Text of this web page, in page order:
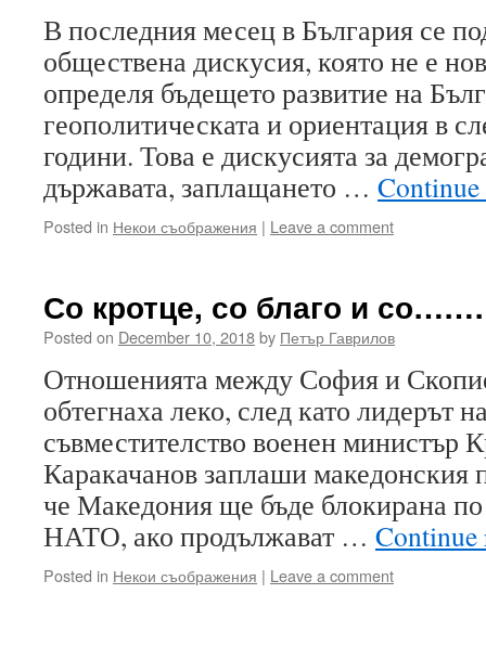
В последния месец в България се
обществена дискусия, която не е
определя бъдещето развитие на
геополитическата и ориентация в
години. Това е дискусията за
държавата, заплащането …
Posted in Некои съображения | Leave a comment
Со кротце, со благо и
Posted on December 10, 2018by Петър Гаврилов
Отношенията между София и
обтегнаха леко, след като лидерът
съвместителство военен министър
Каракачанов заплаши македонския
че Македония ще бъде блокирана
НАТО, ако продължават …
Posted in Некои съображения | Leave a comment